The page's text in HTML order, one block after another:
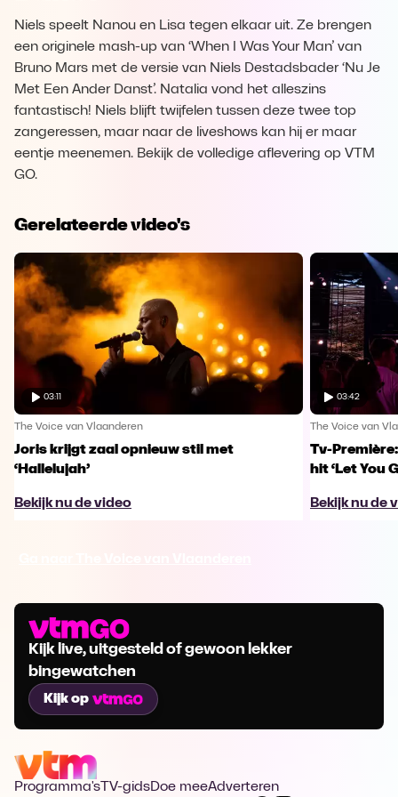
Niels speelt Nanou en Lisa tegen elkaar uit. Ze brengen
een originele mash-up van ‘When I Was Your Man’ van
Bruno Mars met de versie van Niels Destadsbader ‘Nu Je
Met Een Ander Danst’. Natalia vond het alleszins
fantastisch! Niels blijft twijfelen tussen deze twee top
zangeressen, maar naar de liveshows kan hij er maar
eentje meenemen. Bekijk de volledige aflevering op VTM
GO.
Gerelateerde video's
03:11
The Voice van Vlaanderen
Joris krijgt zaal opnieuw stil met
‘Hallelujah’
Bekijk nu de video
03:42
The Voice van
Tv-
hit ‘Let You
Bekijk nu de
Kijk live, uitgesteld of gewoon lekker
bingewatchen
Kijk op
Programma's TV-gidsDoe meeAdverteren